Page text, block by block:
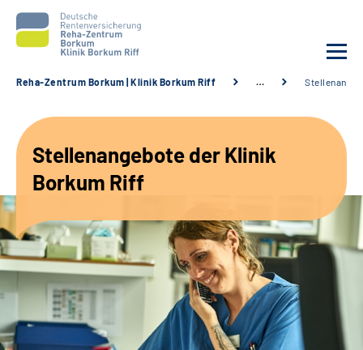
Unsere Angebote
Karriere
Sozialdienste & Zuweisende
Suche
Reha-Zentrum Borkum | Klinik Borkum Riff …
Stellenangebote der Klinik
Borkum Riff